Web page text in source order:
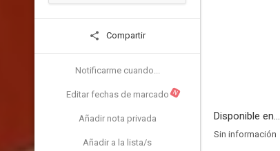
Compartir
Notificarme cuando...
Editar fechas de marcado N
Añadir nota privada
Añadir a la lista/s
Disponible en...
Sin información